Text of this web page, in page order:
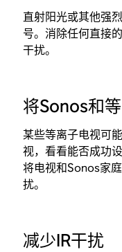
直射阳光或其他强
号。消除任何直接
干扰。
将Sonos和
某些等离子电视可
视，看看能否成功
将电视和Sonos家
扰。
减少IR干扰